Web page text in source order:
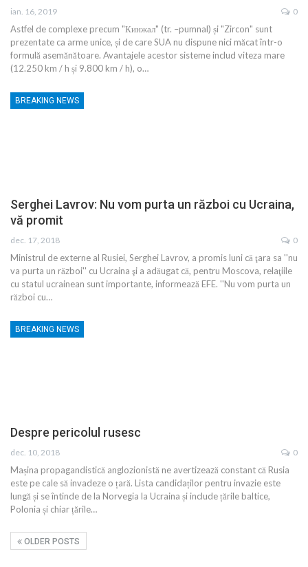
ian. 16, 2019 0
Astfel de complexe precum "Кинжал" (tr. –pumnal) și "Zircon" sunt
prezentate ca arme unice, și de care SUA nu dispune nici măcat într-o
formulă asemănătoare. Avantajele acestor sisteme includ viteza mare
(12.250 km / h și 9.800 km / h), o…
BREAKING NEWS
Serghei Lavrov: Nu vom purta un război cu Ucraina,
vă promit
dec. 17, 2018 0
Ministrul de externe al Rusiei, Serghei Lavrov, a promis luni că ţara sa ''nu
va purta un război'' cu Ucraina şi a adăugat că, pentru Moscova, relaţiile
cu statul ucrainean sunt importante, informează EFE. ''Nu vom purta un
război cu…
BREAKING NEWS
Despre pericolul rusesc
dec. 10, 2018 0
Mașina propagandistică anglozionistă ne avertizează constant că Rusia
este pe cale să invadeze o țară. Lista candidaților pentru invazie este
lungă și se întinde de la Norvegia la Ucraina și include țările baltice,
Polonia și chiar țările…
OLDER POSTS